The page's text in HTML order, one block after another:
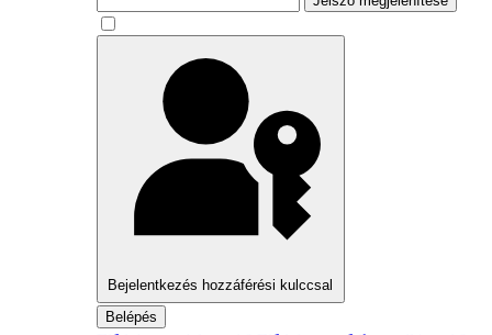
Bejelentkezés hozzáférési kulccsal
Belépés